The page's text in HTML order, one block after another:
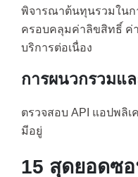
พิจารณาต้นทุนรวมในกา
ครอบคลุมค่าลิขสิทธิ์ ค่
บริการต่อเนื่อง
การผนวกรวมแ
ตรวจสอบ API แอปพลิเ
มีอยู่
15 สุดยอดซ